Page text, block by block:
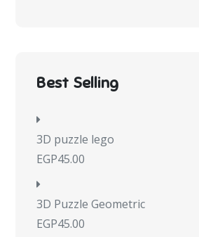
Best Selling
3D puzzle lego
EGP45.00
3D Puzzle Geometric
EGP45.00